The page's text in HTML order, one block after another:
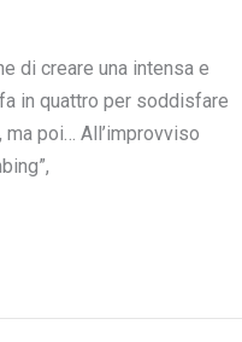
di creare una intensa e
in quattro per soddisfare
poi… All’improvviso